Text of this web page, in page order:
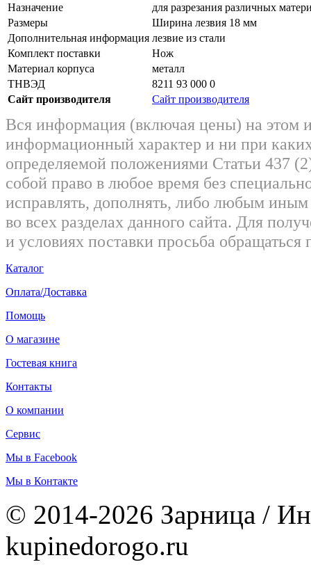
Назначение
для разрезания различных
Размеры
Ширина лезвия 18 мм
Дополнительная информация лезвие из стали
Комплект поставки
Нож
Материал корпуса
металл
ТНВЭД
8211 93 000 0
Сайт производителя
Сайт производителя
Вся информация (включая цены) на этом
информационный характер и ни при
определяемой положениями Статьи 437
собой право в любое время без
исправлять, дополнять, либо любым
во всех разделах данного сайта. Для
и условиях поставки просьба
Каталог
Оплата/Доставка
Помощь
О магазине
Гостевая книга
Контакты
О компании
Сервис
Мы в Facebook
Мы в Контакте
© 2014-2026 Зарница /
kupinedorogo.ru